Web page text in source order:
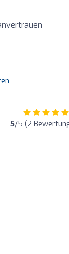
5/5 (2